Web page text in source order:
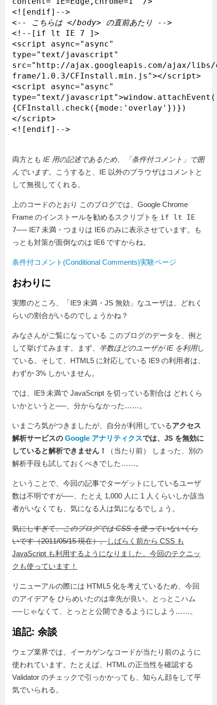
<![endif]-->
<--
こちらは </body> の直前あたり -->
<!--[if lt IE 7 ]>
<script async="async"
type="text/javascript"
src="http://ajax.googleapis.com/ajax/libs/
frame/1.0.3/CFInstall.min.js"></script>
<script async="async"
type="text/
{CFInstall.check({mode:'overlay'})})
</script>
両方とも IE 用の記述であるため、「条件付コメント」で囲
んでいます。こうすると、IE 以外のブラウザはコメントと
して無視してくれる。
上のコードのとおり このブログでは、Google Chrome
Frame のインストールを勧めるスクリプトを if lt IE
7── IE7 未満・つまりは IE6 のみに表示させています。も
っとも対策が面倒なのは IE6 ですからね。
条件付コメント(Conditional Comments)実験ページ
おわりに
実際のところ、「IE9 未満・JS 無効」なユーザは、どれく
らいの割合がいるのでしょうかね？
みなさんがご覧になっている このブログのデータを、例と
して挙げてみます。まず、 半数ほどのユーザが IE を利用し
ている。そして、HTML5 に対応している IE9 の利用者は、
わずか 3% しかいません。
では、IE9 未満で JavaScript を切っている割合は どれくら
いかというと──、分からなかった……。
いまごろ気がつきましたが、自分が利用しているアクセス
解析サービスの Google アナリティクスでは、JS を無効に
していると解析できません！
（当たり前） しまった、別の
解析手段も試しておくべきでした……。
ということで、今回の記事でターゲットにしているユーザ
数は不明ですが──、たとえ 1,000 人に 1 人くらいしか該当
者がいなくても、気になる人は気になるでしょう。
気にしすぎて、このブログでは CSS を使っていないくら
いです（2011/05/15 現在）。しばらく前から CSS も
JavaScript も利用するようになりました。今回のテクニッ
クも使っています！
リニューアルの際には HTML5 化を考えているため、今回
のアイデアを ひらめいたのは幸先が良い。とっとこハム
──じゃなくて、とっとと公開できるようにしよう……。
追記: 余談
ウェブ業界では、イーカゲンなコードが当たり前のように
使われています。たとえば、HTML の正当性を確認する
Validator のチェックで引っかかっても、知らん顔をして平
気でいられる。